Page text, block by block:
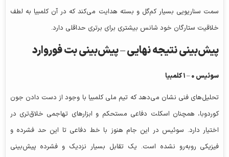
سمت سناریویی بسیار کم‌گل و بسته هدایت می‌کند که در آن کلمبیا به لطف
خلاقیت ستارگان خود شانس بیشتری برای برتری حداقلی دارد.
پیش‌بینی نتیجه نهایی –پیش‌بینی بت فوروارد
سوئیس ۰ – ۱ کلمبیا
تحلیل‌های فنی نشان می‌دهد که تیم ملی کلمبیا با وجود از دست دادن جون
کوردوبا، همچنان اسکلت دفاعی مستحکم و ابزارهای تهاجمی خلاق‌تری در
اختیار دارد. سوئیس در این جام هنوز با خط دفاعی تا این حد فشرده و
فیزیکی روبه‌رو نشده است. یک تقابل بسیار نزدیک و فشرده پیش‌بینی